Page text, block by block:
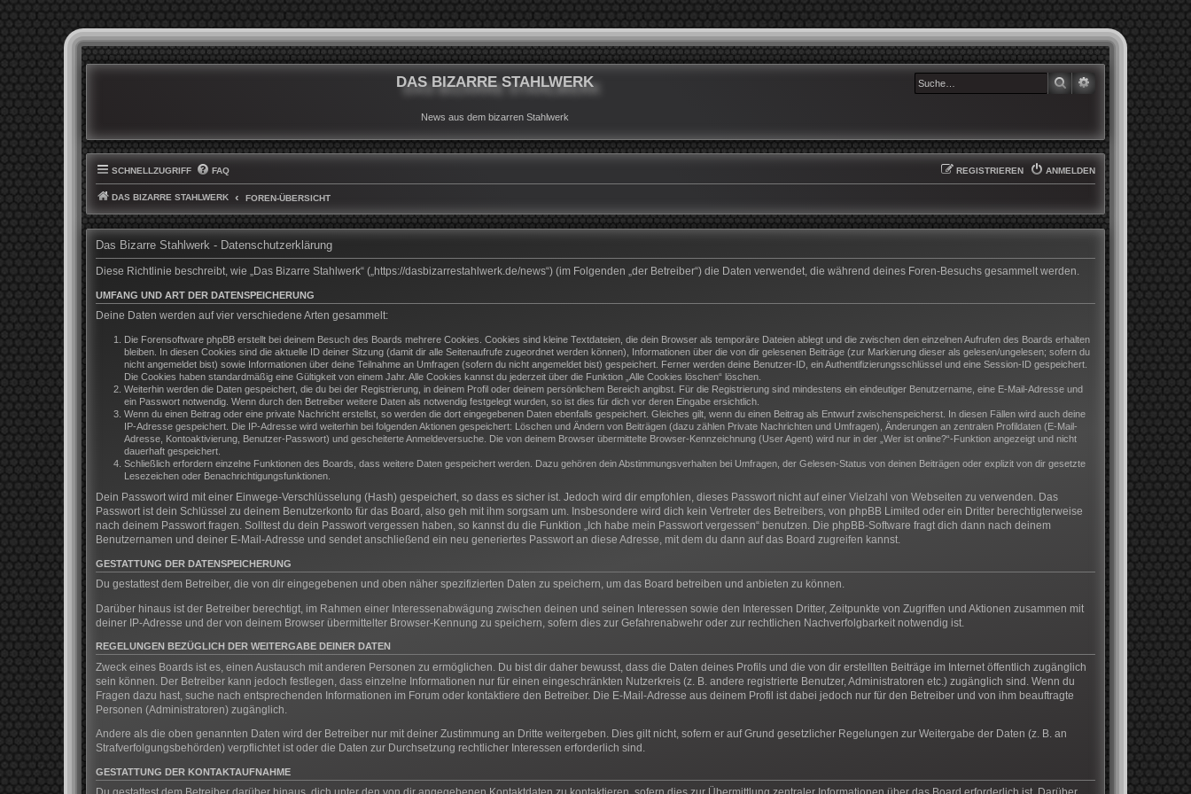
DAS BIZARRE STAHLWERK
News aus dem bizarren Stahlwerk
SUCHE
SCHNELLZUGRIFF FAQ ANMELDEN
REGISTRIEREN
DAS BIZARRE STAHLWERK FOREN-ÜBERSICHT
Das Bizarre Stahlwerk - Datenschutzerklärung
Diese Richtlinie beschreibt, wie „Das Bizarre Stahlwerk“ („https://dasbizarrestahlwerk.de/news“) (im Folgenden „der Betreiber“) die Daten verwendet, die während deines Foren-Besuchs gesammelt werden.
UMFANG UND ART DER DATENSPEICHERUNG
Deine Daten werden auf vier verschiedene Arten gesammelt:
Die Forensoftware phpBB erstellt bei deinem Besuch des Boards mehrere Cookies. Cookies sind kleine Textdateien, die dein Browser als temporäre Dateien ablegt und die zwischen den einzelnen Aufrufen des Boards erhalten
bleiben. In diesen Cookies sind die aktuelle ID deiner Sitzung (damit dir alle Seitenaufrufe zugeordnet werden können), Informationen über die von dir gelesenen Beiträge (zur Markierung dieser als gelesen/ungelesen; sofern du
nicht angemeldet bist) sowie Informationen über deine Teilnahme an Umfragen (sofern du nicht angemeldet bist) gespeichert. Ferner werden deine Benutzer-ID, ein Authentifizierungsschlüssel und eine Session-ID gespeichert.
Die Cookies haben standardmäßig eine Gültigkeit von einem Jahr. Alle Cookies kannst du jederzeit über die Funktion „Alle Cookies löschen“ löschen.
Weiterhin werden die Daten gespeichert, die du bei der Registrierung, in deinem Profil oder deinem persönlichem Bereich angibst. Für die Registrierung sind mindestens ein eindeutiger Benutzername, eine E-Mail-Adresse und
ein Passwort notwendig. Wenn durch den Betreiber weitere Daten als notwendig festgelegt wurden, so ist dies für dich vor deren Eingabe ersichtlich.
Wenn du einen Beitrag oder eine private Nachricht erstellst, so werden die dort eingegebenen Daten ebenfalls gespeichert. Gleiches gilt, wenn du einen Beitrag als Entwurf zwischenspeicherst. In diesen Fällen wird auch deine
IP-Adresse gespeichert. Die IP-Adresse wird weiterhin bei folgenden Aktionen gespeichert: Löschen und Ändern von Beiträgen (dazu zählen Private Nachrichten und Umfragen), Änderungen an zentralen Profildaten (E-Mail-
Adresse, Kontoaktivierung, Benutzer-Passwort) und gescheiterte Anmeldeversuche. Die von deinem Browser übermittelte Browser-Kennzeichnung (User Agent) wird nur in der „Wer ist online?“-Funktion angezeigt und nicht
dauerhaft gespeichert.
Schließlich erfordern einzelne Funktionen des Boards, dass weitere Daten gespeichert werden. Dazu gehören dein Abstimmungsverhalten bei Umfragen, der Gelesen-Status von deinen Beiträgen oder explizit von dir gesetzte
Lesezeichen oder Benachrichtigungsfunktionen.
Dein Passwort wird mit einer Einwege-Verschlüsselung (Hash) gespeichert, so dass es sicher ist. Jedoch wird dir empfohlen, dieses Passwort nicht auf einer Vielzahl von Webseiten zu verwenden. Das
Passwort ist dein Schlüssel zu deinem Benutzerkonto für das Board, also geh mit ihm sorgsam um. Insbesondere wird dich kein Vertreter des Betreibers, von phpBB Limited oder ein Dritter berechtigterweise
nach deinem Passwort fragen. Solltest du dein Passwort vergessen haben, so kannst du die Funktion „Ich habe mein Passwort vergessen“ benutzen. Die phpBB-Software fragt dich dann nach deinem
Benutzernamen und deiner E-Mail-Adresse und sendet anschließend ein neu generiertes Passwort an diese Adresse, mit dem du dann auf das Board zugreifen kannst.
GESTATTUNG DER DATENSPEICHERUNG
Du gestattest dem Betreiber, die von dir eingegebenen und oben näher spezifizierten Daten zu speichern, um das Board betreiben und anbieten zu können.
Darüber hinaus ist der Betreiber berechtigt, im Rahmen einer Interessenabwägung zwischen deinen und seinen Interessen sowie den Interessen Dritter, Zeitpunkte von Zugriffen und Aktionen zusammen mit
deiner IP-Adresse und der von deinem Browser übermittelter Browser-Kennung zu speichern, sofern dies zur Gefahrenabwehr oder zur rechtlichen Nachverfolgbarkeit notwendig ist.
REGELUNGEN BEZÜGLICH DER WEITERGABE DEINER DATEN
Zweck eines Boards ist es, einen Austausch mit anderen Personen zu ermöglichen. Du bist dir daher bewusst, dass die Daten deines Profils und die von dir erstellten Beiträge im Internet öffentlich zugänglich
sein können. Der Betreiber kann jedoch festlegen, dass einzelne Informationen nur für einen eingeschränkten Nutzerkreis (z. B. andere registrierte Benutzer, Administratoren etc.) zugänglich sind. Wenn du
Fragen dazu hast, suche nach entsprechenden Informationen im Forum oder kontaktiere den Betreiber. Die E-Mail-Adresse aus deinem Profil ist dabei jedoch nur für den Betreiber und von ihm beauftragte
Personen (Administratoren) zugänglich.
Andere als die oben genannten Daten wird der Betreiber nur mit deiner Zustimmung an Dritte weitergeben. Dies gilt nicht, sofern er auf Grund gesetzlicher Regelungen zur Weitergabe der Daten (z. B. an
Strafverfolgungsbehörden) verpflichtet ist oder die Daten zur Durchsetzung rechtlicher Interessen erforderlich sind.
GESTATTUNG DER KONTAKTAUFNAHME